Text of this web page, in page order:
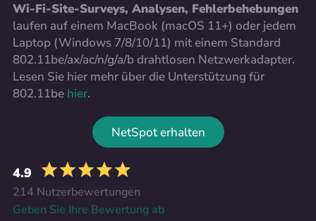
Wi-Fi-Site-Surveys, Analysen, Fehlerbehebungen
laufen auf einem MacBook (macOS 11+) oder jedem
Laptop (Windows 7/8/10/11) mit einem Standard
802.11be/ax/ac/n/g/a/b drahtlosen Netzwerkadapter.
Lesen Sie hier mehr über die Unterstützung für
802.11be hier.
NetSpot erhalten
4.9
214 Nutzerbewertungen
Geben Sie Ihre Bewertung ab